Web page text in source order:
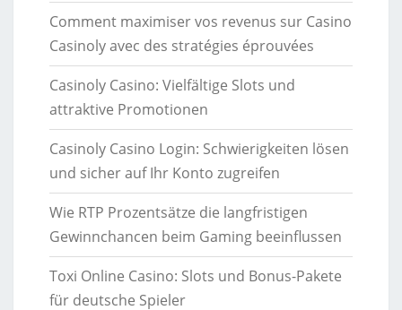
Comment maximiser vos revenus sur Casino
Casinoly avec des stratégies éprouvées
Casinoly Casino: Vielfältige Slots und
attraktive Promotionen
Casinoly Casino Login: Schwierigkeiten lösen
und sicher auf Ihr Konto zugreifen
Wie RTP Prozentsätze die langfristigen
Gewinnchancen beim Gaming beeinflussen
Toxi Online Casino: Slots und Bonus-Pakete
für deutsche Spieler